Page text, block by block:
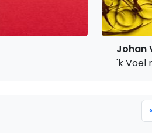
Johan
'k Voel